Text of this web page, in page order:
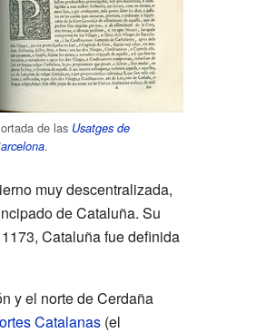
de las Usatges de
.
muy descentralizada,
de Cataluña. Su
Cataluña fue definida
y el norte de Cerdaña
Catalanas(el